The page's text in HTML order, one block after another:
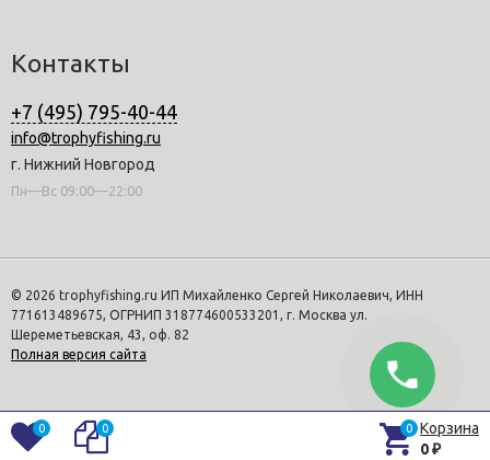
Контакты
+7 (495) 795-40-44
info@trophyfishing.ru
г. Нижний Новгород
Пн—Вс 09:00—22:00
© 2026 trophyfishing.ru ИП Михайленко Сергей Николаевич, ИНН
771613489675, ОГРНИП 318774600533201, г. Москва ул.
Шереметьевская, 43, оф. 82
Полная версия сайта
0 0 0 Корзина
0 ₽